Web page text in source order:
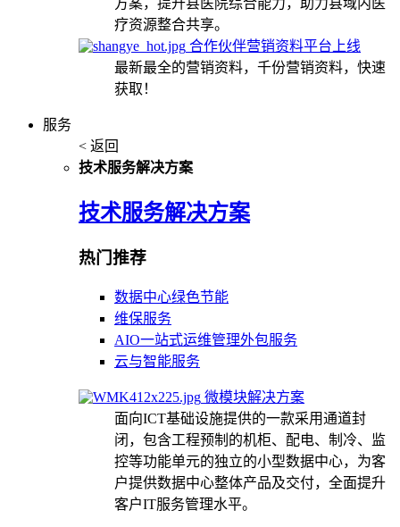
方案，提升县医院综合能力，助力县域内医
疗资源整合共享。
合作伙伴营销资料平台上线
最新最全的营销资料，千份营销资料，快速
获取！
服务
< 返回
技术服务解决方案
技术服务解决方案
热门推荐
数据中心绿色节能
维保服务
AIO一站式运维管理外包服务
云与智能服务
微模块解决方案
面向ICT基础设施提供的一款采用通道封
闭，包含工程预制的机柜、配电、制冷、监
控等功能单元的独立的小型数据中心，为客
户提供数据中心整体产品及交付，全面提升
客户IT服务管理水平。